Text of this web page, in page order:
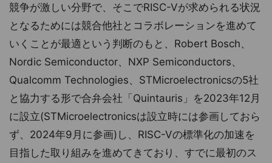
競争が激しい分野で、そこでRISC-Vが求められる状況
となるためには競合他社とコラボレーションを進めて
いくことが最適という判断のもと、Robert Bosch、
Nordic Semiconductor、NXP Semiconductors、
Qualcomm Technologies、STMicroelectronicsの5社
と協力する形で合弁会社「Quintauris」を2023年12月
に設立(STMicroelectronicsは設立時には参画しておら
ず、2024年9月に参画)し、RISC-Vの標準化の加速を
目指した取り組みを進めてきており、すでに最初のス